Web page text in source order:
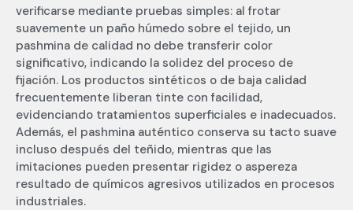
verificarse mediante pruebas simples: al frotar
suavemente un paño húmedo sobre el tejido, un
pashmina de calidad no debe transferir color
significativo, indicando la solidez del proceso de
fijación. Los productos sintéticos o de baja calidad
frecuentemente liberan tinte con facilidad,
evidenciando tratamientos superficiales e inadecuados.
Además, el pashmina auténtico conserva su tacto suave
incluso después del teñido, mientras que las
imitaciones pueden presentar rigidez o aspereza
resultado de químicos agresivos utilizados en procesos
industriales.